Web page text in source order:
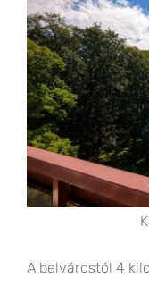
A belvárostól 4